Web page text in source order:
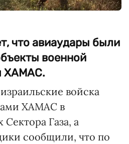
что авиаудары были
военной
ХАМАС.
войска
ХАМАС в
Сектора Газа, а
сообщили, что по